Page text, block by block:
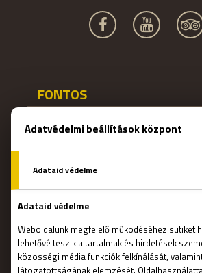
FONTOS
Kapcsolat
Általános szerződési feltételek
Adatvédelmi nyilatkozat
Rólunk
GYIK
Franchise
Állás